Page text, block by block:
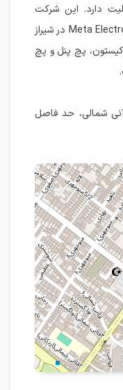
دارد. این شرکت
نماینده رسمی تجهیزات پسیو شبکه Meta Electronic در شیراز
پچ پنل و پچ
شمالی، حد فاصل